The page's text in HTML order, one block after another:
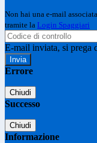
Non hai una e-mail
tramite la Login Spaggiari
E-mail inviata, si prega
Errore
Chiudi
Successo
Chiudi
Informazione